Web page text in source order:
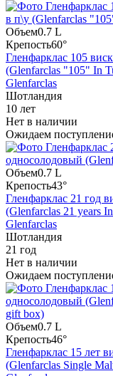
Объем0.7 L
Крепость60°
Гленфарклас 105
(Glenfarclas "105" In
Glenfarclas
Шотландия
10 лет
Нет в наличии
Ожидаем
Объем0.7 L
Крепость43°
Гленфарклас 21 год
(Glenfarclas 21 years
Glenfarclas
Шотландия
21 год
Нет в наличии
Ожидаем
Объем0.7 L
Крепость46°
Гленфарклас 15 лет
(Glenfarclas Single